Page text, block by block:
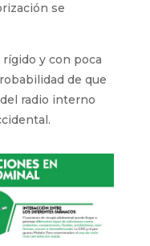
se
y con poca
de que
radio interno